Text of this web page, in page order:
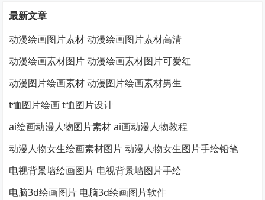
最新文章
动漫绘画图片素材 动漫绘画图片素材高清
动漫绘画素材图片 动漫绘画素材图片可爱红
动漫图片绘画素材 动漫图片绘画素材男生
t恤图片绘画 t恤图片设计
ai绘画动漫人物图片素材 ai画动漫人物教程
动漫人物女生绘画素材图片 动漫人物女生图片手绘铅笔
电视背景墙绘画图片 电视背景墙图片手绘
电脑3d绘画图片 电脑3d绘画图片软件